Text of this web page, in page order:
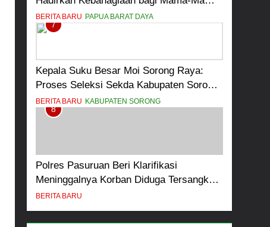
dan Anak-Anak Kampung Sesor
BERITA BARU PAPUA BARAT DAYA
7
Kepala Suku Besar Moi Sorong Raya:
Proses Seleksi Sekda Kabupaten Sorong
Tidak Sah dan Melanggar Aturan
BERITA BARU KABUPATEN SORONG
8
Polres Pasuruan Beri Klarifikasi
Meninggalnya Korban Diduga Tersangka
Judol, Komitmen Usut Tuntas dan
BERITA BARU